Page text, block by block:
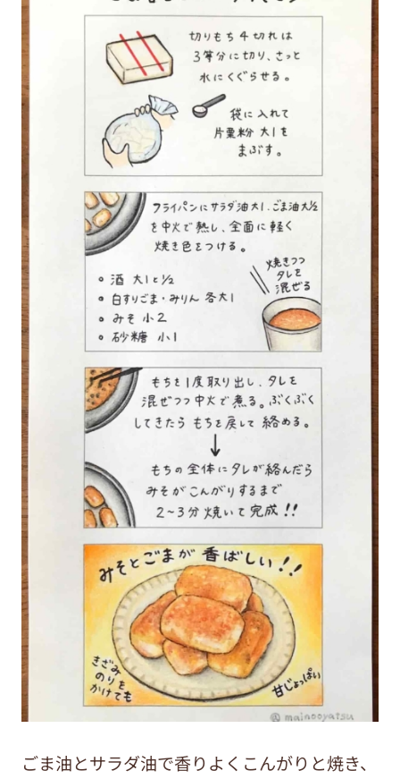
ごま油とサラダ油で香りよくこんがりと焼き、